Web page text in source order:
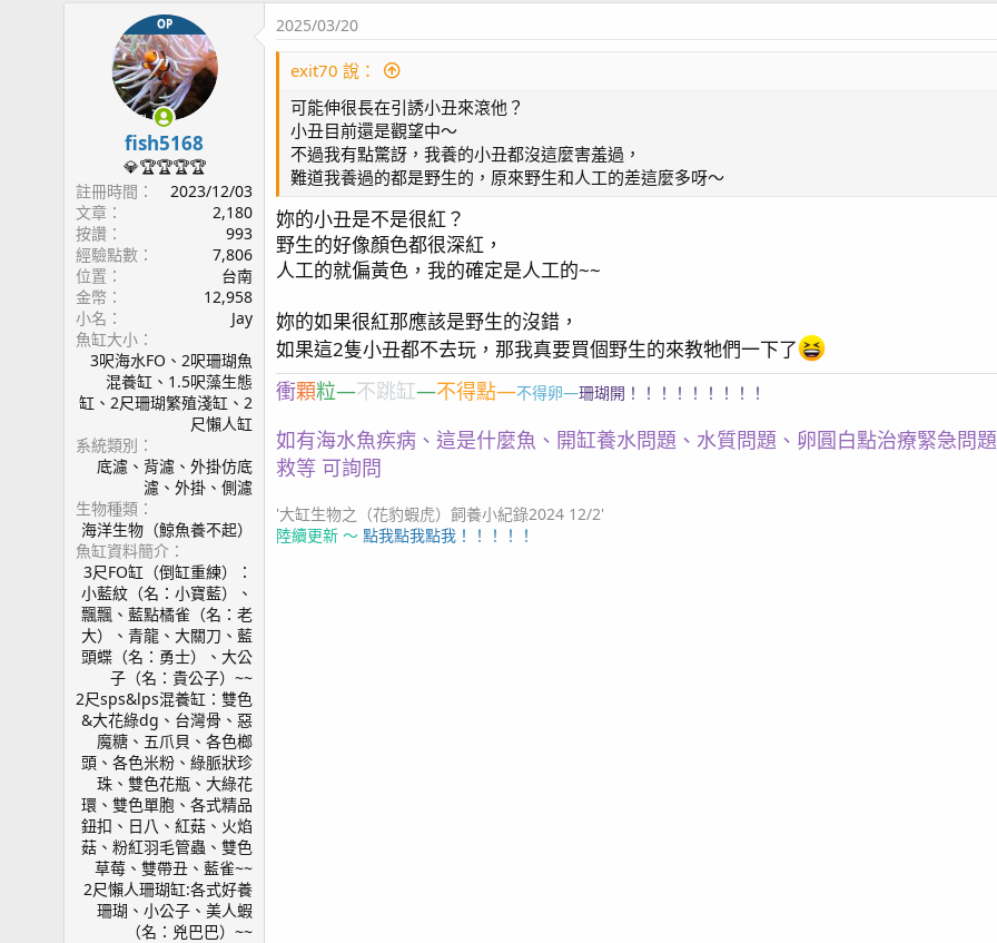
：
OP
fish5168
💎🏆🏆🏆🏆
註冊時間
2023/12/03
文章
2,180
按讚
993
經驗點數
7,806
位置
台南
金幣
12,958
小名
Jay
魚缸大小
3呎海水FO、2呎珊瑚魚
混養缸、1.5呎藻生態
缸、2尺珊瑚繁殖淺缸、2
尺懶人缸
系統類別
底濾、背濾、外掛仿底
濾、外掛、側濾
生物種類
海洋生物（鯨魚養不起）
魚缸資料簡介
3尺FO缸（倒缸重練）：
小藍紋（名：小寶藍）、
飄飄、藍點橘雀（名：老
大）、青龍、大關刀、藍
頭蝶（名：勇士）、大公
子（名：貴公子）~~
2尺sps&lps混養缸：雙色
&大花綠dg、台灣骨、惡
魔糖、五爪貝、各色榔
頭、各色米粉、綠脈狀珍
珠、雙色花瓶、大綠花
環、雙色單胞、各式精品
鈕扣、日八、紅菇、火焰
菇、粉紅羽毛管蟲、雙色
草莓、雙帶丑、藍雀~~
2尺懶人珊瑚缸:各式好養
珊瑚、小公子、美人蝦
（名：兇巴巴）~~
2025/03/20
exit70 說：
可能伸很長在引誘小丑來滾他？
小丑目前還是觀望中～
不過我有點驚訝，我養的小丑都沒這麼害羞過，
難道我養過的都是野生的，原來野生和人工的差這麼多呀～
妳的小丑是不是很紅？
野生的好像顏色都很深紅，
人工的就偏黃色，我的確定是人工的~~
妳的如果很紅那應該是野生的沒錯，
如果這2隻小丑都不去玩，那我真要買個野生的來教牠們一下了
衝顆粒—不跳缸—不得點—不得卵—珊瑚開！！！！！！！！！
如有海水魚疾病、這是什麼魚、開缸養水問題、水質問題、卵圓白點治療緊急問
救等 可詢問
'大缸生物之（花豹蝦虎）飼養小紀錄2024 12/2'
陸續更新 ～ 點我點我點我！！！！！